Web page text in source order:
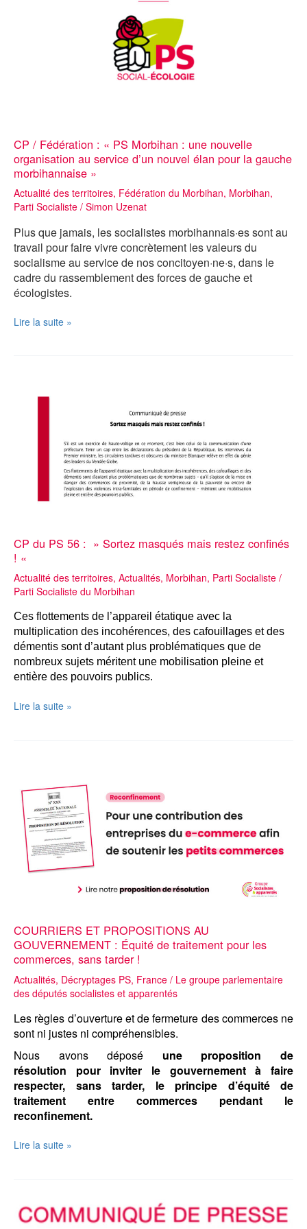
CP / Fédération : « PS Morbihan : une nouvelle
organisation au service d’un nouvel élan pour la gauche
morbihannaise »
Actualité des territoires, Fédération du Morbihan, Morbihan,
Parti Socialiste / Simon Uzenat
Plus que jamais, les socialistes morbihannais·es sont au
travail pour faire vivre concrètement les valeurs du
socialisme au service de nos concitoyen·ne·s, dans le
cadre du rassemblement des forces de gauche et
écologistes.
CP
organisation
pour
la
morbihannaise
»
Lire la suite »
CP du PS 56 : » Sortez masqués mais restez confinés
! «
Actualité des territoires, Actualités, Morbihan, Parti Socialiste /
Parti Socialiste du Morbihan
Ces flottements de l’appareil étatique avec la
multiplication des incohérences, des cafouillages et des
démentis sont d’autant plus problématiques que de
nombreux sujets méritent une mobilisation pleine et
entière des pouvoirs publics.
CP
Sortez
masqués
mais
restez
confinés
Lire la suite »
COURRIERS ET PROPOSITIONS AU
GOUVERNEMENT : Équité de traitement pour les
commerces, sans tarder !
Actualités, Décryptages PS, France / Le groupe parlementaire
des députés socialistes et apparentés
Les règles d’ouverture et de fermeture des commerces ne
sont ni justes ni compréhensibles.
Nous avons déposé une proposition de
résolution pour inviter le gouvernement à faire
respecter, sans tarder, le principe d’équité de
traitement entre commerces pendant le
reconfinement.
COURRIERS
Lire la suite »